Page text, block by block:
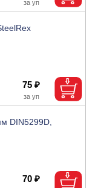
75 ₽
DIN5299D,
70 ₽